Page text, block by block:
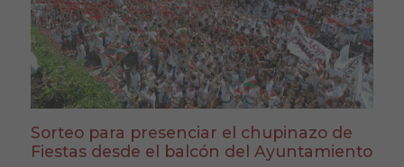
Sorteo para presenciar el chupinazo de
Fiestas desde el balcón del Ayuntamiento